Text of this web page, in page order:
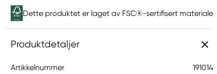
Dette produktet er laget av FSC®-sertifisert materiale
Produktdetaljer
Artikkelnummer
191014